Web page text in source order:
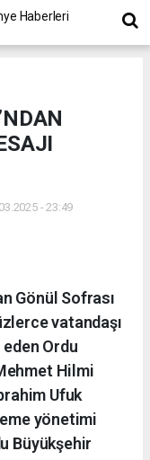
- 23:49
Gönül Sofrası
vatandaşı
eden Ordu
Hilmi
Ufuk
yönetimi
Büyükşehir